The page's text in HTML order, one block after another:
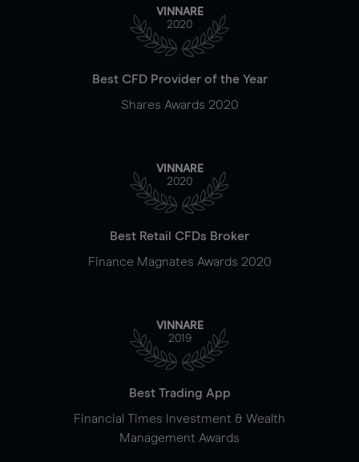
VINNARE
2020
Best CFD Provider of the Year
Shares Awards 2020
VINNARE
2020
Best Retail CFDs Broker
Finance Magnates Awards 2020
VINNARE
2019
Best Trading App
Financial Times Investment & Wealth
Management Awards